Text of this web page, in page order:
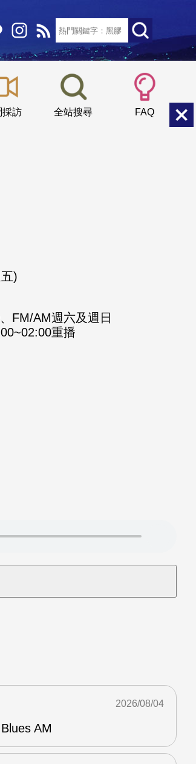
採訪 全站搜尋 FAQ
小 中
)
FM/AM週六及週日
重播
AM
2026/08/04